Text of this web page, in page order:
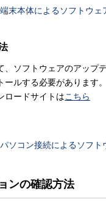
末本体によるソフトウ
、ソフトウェアのアッ
ールする必要があります。
ロードサイトはこちら
ソコン接続によるソフ
ンの確認方法